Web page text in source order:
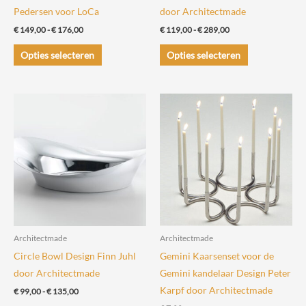
Pedersen voor LoCa
€149,00-€176,00Prijsklasse:
€ 176,00
Opties selecteren
Dit
product
optie
kan
productpagina
door Architectmade
€119,00-€289,00Prijsklasse:
€ 289,00
Opties selecteren
Dit
product
meerdere
variaties.
optie
gekozen
worden
Architectmade
Circle Bowl Design Finn Juhl
door Architectmade
€99,00-€135,00Prijsklasse:
Architectmade
Gemini Kaarsenset voor de
Gemini kandelaar Design Peter
Karpf door Architectmade